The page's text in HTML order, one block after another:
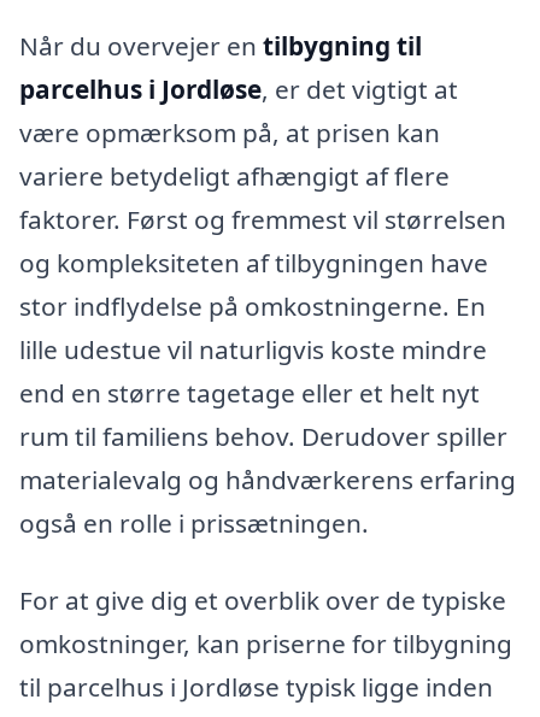
Når du overvejer en tilbygning til
parcelhus i Jordløse, er det vigtigt at
være opmærksom på, at prisen kan
variere betydeligt afhængigt af flere
faktorer. Først og fremmest vil størrelsen
og kompleksiteten af tilbygningen have
stor indflydelse på omkostningerne. En
lille udestue vil naturligvis koste mindre
end en større tagetage eller et helt nyt
rum til familiens behov. Derudover spiller
materialevalg og håndværkerens erfaring
også en rolle i prissætningen.
For at give dig et overblik over de typiske
omkostninger, kan priserne for tilbygning
til parcelhus i Jordløse typisk ligge inden